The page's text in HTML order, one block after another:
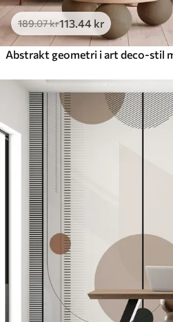
189.07kr113 .44 kr